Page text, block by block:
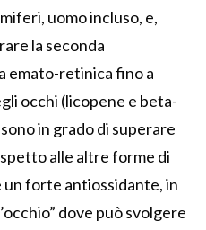
uomo incluso, e,
la seconda
emato-retinica fino a
occhi (licopene e beta-
in grado di superare
alle altre forme di
un forte antiossidante, in
dove può svolgere